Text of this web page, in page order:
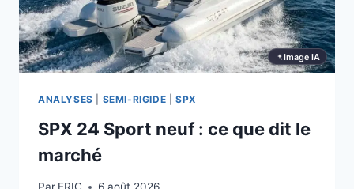
Image IA
ANALYSES SEMI-RIGIDE SPX
SPX 24 Sport neuf : ce que dit le
marché